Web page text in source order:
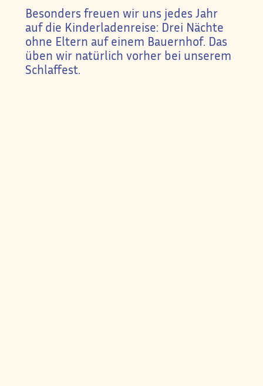
Besonders freuen wir uns jedes Jahr
auf die Kinderladenreise: Drei Nächte
ohne Eltern auf einem Bauernhof. Das
üben wir natürlich vorher bei unserem
Schlaffest.